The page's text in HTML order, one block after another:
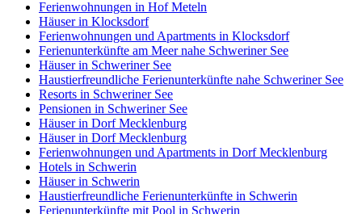
Ferienwohnungen in Hof Meteln
Häuser in Klocksdorf
Ferienwohnungen und Apartments in Klocksdorf
Ferienunterkünfte am Meer nahe Schweriner See
Häuser in Schweriner See
Haustierfreundliche Ferienunterkünfte nahe Schweriner See
Resorts in Schweriner See
Pensionen in Schweriner See
Häuser in Dorf Mecklenburg
Häuser in Dorf Mecklenburg
Ferienwohnungen und Apartments in Dorf Mecklenburg
Hotels in Schwerin
Häuser in Schwerin
Haustierfreundliche Ferienunterkünfte in Schwerin
Ferienunterkünfte mit Pool in Schwerin